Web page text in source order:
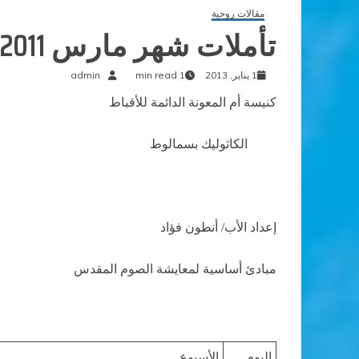
مقالات روحية
تأملات شهر مارس 2011
1 يناير, 2013 1 min read
admin
كنيسة أم المعونة الدائمة للأقباط
الكاثوليك بسمالوط
إعداد الأب/ أنطون فؤاد
مبادئ أساسية لمعايشة الصوم المقدس